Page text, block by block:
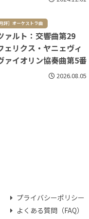
月評］オーケストラ曲
ァルト：交響曲第29
ェリクス・ヤニェヴィ
ァイオリン協奏曲第5番
2026.08.05
プライバシーポリシー
よくある質問（FAQ）